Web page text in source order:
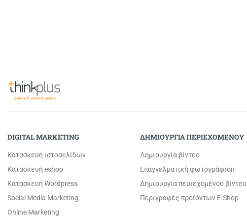
DIGITAL MARKETING
Κατασκευή ιστοσελίδων
Κατασκευή eshop
Κατασκευή Wordpress
Social Media Marketing
Online Marketing
ΔΗΜΙΟΥΡΓΙΑ ΠΕΡΙΕΧΟΜΕΝΟΥ
Δημιουργία βίντεο
Επαγγελματική φωτογράφιση
Δημιουργία περιεχομένου βίντεο
Περιγραφές προϊόντων E-Shop